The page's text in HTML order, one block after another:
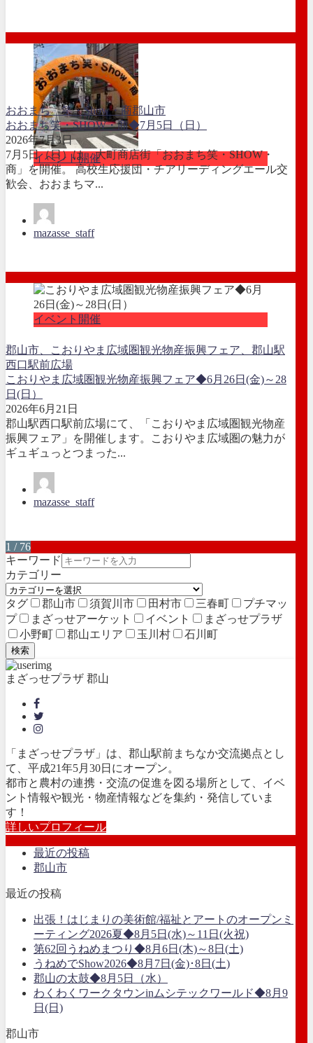
イベント開催
おおまち 笑・Show・商郡山市
おおまち笑・SHOW・商◆7月5日（日）
2026年7月3日
7月5日（日）は、大町商店街「おおまち笑・SHOW・
商」を開催。 高校生応援団・チアリーディングエール交
歓会、おおまちマ...
mazasse_staff
イベント開催
郡山市、こおりやま広域圏観光物産振興フェア、郡山駅
西口駅前広場
こおりやま広域圏観光物産振興フェア◆6月26日(金)～28
日(日）
2026年6月21日
郡山駅西口駅前広場にて、「こおりやま広域圏観光物産
振興フェア」を開催します。こおりやま広域圏の魅力が
ギュギュっとつまった...
mazasse_staff
1 / 76
キーワード
カテゴリー
タグ 郡山市 須賀川市 田村市 三春町
プチマッ
プ
まざっせアーケット イベント
まざっせプラザ
小野町
郡山エリア 玉川村 石川町
検索
まざっせプラザ 郡山
「まざっせプラザ」は、郡山駅前まちなか交流拠点とし
て、平成21年5月30日にオープン。
都市と農村の連携・交流の促進を図る場所として、イベ
ント情報や観光・物産情報などを集約・発信していま
す！
詳しいプロフィール
最近の投稿
郡山市
最近の投稿
出張！はじまりの美術館/福祉とアートのオープンミ
ーティング2026夏◆8月5日(水)～11日(火祝)
第62回うねめまつり◆8月6日(木)～8日(土)
うねめでShow2026◆8月7日(金)･8日(土)
郡山の太鼓◆8月5日（水）
わくわくワークタウンinムシテックワールド◆8月9
日(日)
郡山市